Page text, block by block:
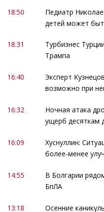
18:50
Педиатр
детей может
18:31
Турбизнес
Трампа
16:40
Эксперт
возможно при
16:32
Ночная атака
ущерб десяткам
16:09
Хуснуллин:
более-менее
14:55
В Болгарии
БпЛА
13:18
Осенние